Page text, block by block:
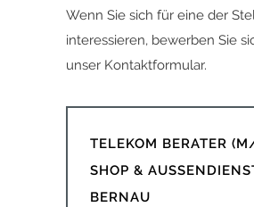
Wenn Sie sich für eine der
interessieren, bewerben Sie
unser Kontaktformular.
TELEKOM BERATER
SHOP &
BERNAU